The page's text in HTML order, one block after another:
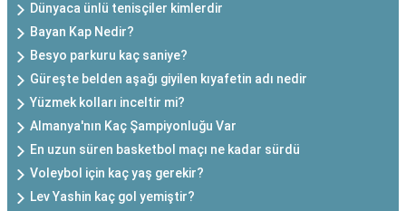
Dünyaca ünlü tenisçiler kimlerdir
Bayan Kap Nedir?
Besyo parkuru kaç saniye?
Güreşte belden aşağı giyilen kıyafetin adı nedir
Yüzmek kolları inceltir mi?
Almanya'nın Kaç Şampiyonluğu Var
En uzun süren basketbol maçı ne kadar sürdü
Voleybol için kaç yaş gerekir?
Lev Yashin kaç gol yemiştir?